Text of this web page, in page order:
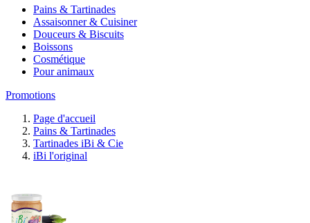
Pains & Tartinades
Assaisonner & Cuisiner
Douceurs & Biscuits
Boissons
Cosmétique
Pour animaux
Promotions
Page d'accueil
Pains & Tartinades
Tartinades iBi & Cie
iBi l'original